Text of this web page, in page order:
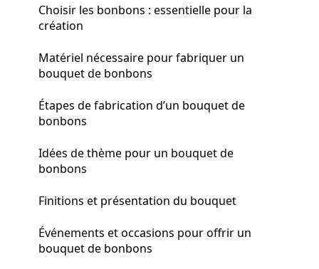
Choisir les bonbons : essentielle pour la
création
Matériel nécessaire pour fabriquer un
bouquet de bonbons
Étapes de fabrication d’un bouquet de
bonbons
Idées de thème pour un bouquet de
bonbons
Finitions et présentation du bouquet
Événements et occasions pour offrir un
bouquet de bonbons